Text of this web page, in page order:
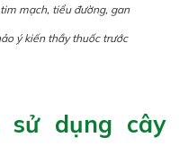
mạch, tiểu đường, gan
ý kiến thầy thuốc trước
dụng cây